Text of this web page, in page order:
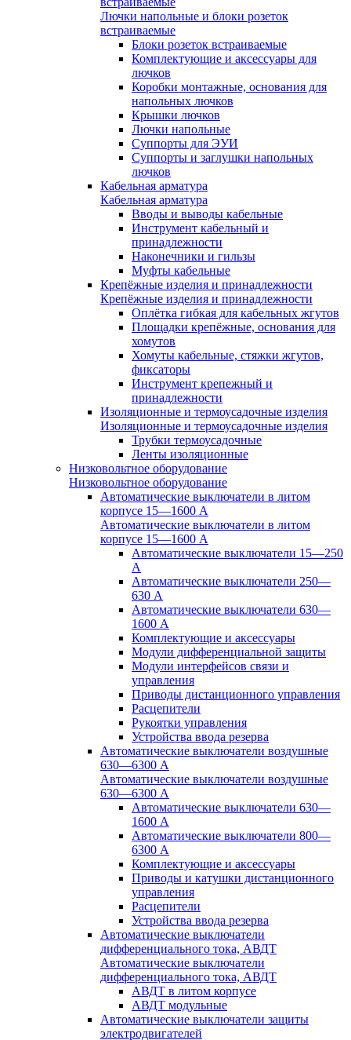
Лючки напольные и блоки розеток
встраиваемые
Блоки розеток встраиваемые
Комплектующие и аксессуары для
лючков
Коробки монтажные, основания для
напольных лючков
Крышки лючков
Лючки напольные
Суппорты для ЭУИ
Суппорты и заглушки напольных
лючков
Кабельная арматура
Кабельная арматура
Вводы и выводы кабельные
Инструмент кабельный и
принадлежности
Наконечники и гильзы
Муфты кабельные
Крепёжные изделия и принадлежности
Крепёжные изделия и принадлежности
Оплётка гибкая для кабельных жгутов
Площадки крепёжные, основания для
хомутов
Хомуты кабельные, стяжки жгутов,
фиксаторы
Инструмент крепежный и
принадлежности
Изоляционные и термоусадочные изделия
Изоляционные и термоусадочные изделия
Трубки термоусадочные
Ленты изоляционные
Низковольтное оборудование
Низковольтное оборудование
Автоматические выключатели в литом
корпусе 15—1600 А
Автоматические выключатели в литом
корпусе 15—1600 А
Автоматические выключатели 15—250
А
Автоматические выключатели 250—
630 А
Автоматические выключатели 630—
1600 А
Комплектующие и аксессуары
Модули дифференциальной защиты
Модули интерфейсов связи и
управления
Приводы дистанционного управления
Расцепители
Рукоятки управления
Устройства ввода резерва
Автоматические выключатели воздушные
630—6300 А
Автоматические выключатели воздушные
630—6300 А
Автоматические выключатели 630—
1600 А
Автоматические выключатели 800—
6300 А
Комплектующие и аксессуары
Приводы и катушки дистанционного
управления
Расцепители
Устройства ввода резерва
Автоматические выключатели
дифференциального тока, АВДТ
Автоматические выключатели
дифференциального тока, АВДТ
АВДТ в литом корпусе
АВДТ модульные
Автоматические выключатели защиты
электродвигателей